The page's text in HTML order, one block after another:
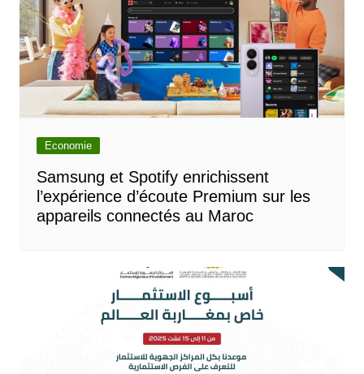
Economie
Samsung et Spotify enrichissent
l’expérience d’écoute Premium sur les
appareils connectés au Maroc